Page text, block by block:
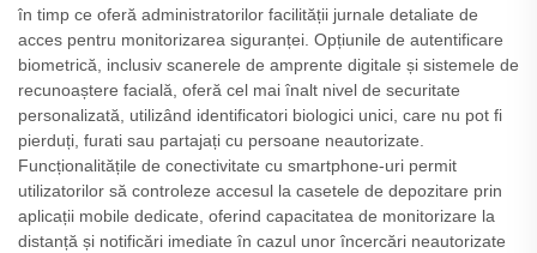
în timp ce oferă administratorilor facilității jurnale detaliate de
acces pentru monitorizarea siguranței. Opțiunile de autentificare
biometrică, inclusiv scanerele de amprente digitale și sistemele de
recunoaștere facială, oferă cel mai înalt nivel de securitate
personalizată, utilizând identificatori biologici unici, care nu pot fi
pierduți, furati sau partajați cu persoane neautorizate.
Funcționalitățile de conectivitate cu smartphone-uri permit
utilizatorilor să controleze accesul la casetele de depozitare prin
aplicații mobile dedicate, oferind capacitatea de monitorizare la
distanță și notificări imediate în cazul unor încercări neautorizate